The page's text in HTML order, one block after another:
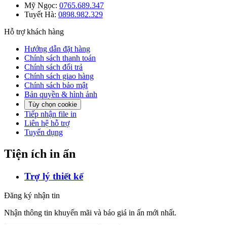
Mỹ Ngọc: 0765.689.347
Tuyết Hà: 0898.982.329
Hỗ trợ khách hàng
Hướng dẫn đặt hàng
Chính sách thanh toán
Chính sách đổi trả
Chính sách giao hàng
Chính sách bảo mật
Bản quyền & hình ảnh
Tùy chọn cookie
Tiếp nhận file in
Liên hệ hỗ trợ
Tuyển dụng
Tiện ích in ấn
Trợ lý thiết kế
Đăng ký nhận tin
Nhận thông tin khuyến mãi và báo giá in ấn mới nhất.